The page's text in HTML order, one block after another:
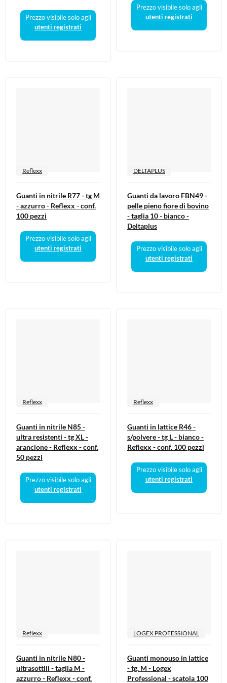
Prezzo visibile solo agli
utenti registrati
Prezzo visibile solo agli
utenti registrati
Reflexx
Guanti in nitrile R77 - tg M
- azzurro - Reflexx - conf.
100 pezzi
Prezzo visibile solo agli
utenti registrati
DELTAPLUS
Guanti da lavoro FBN49 -
pelle pieno fiore di bovino
- taglia 10 - bianco -
Deltaplus
Prezzo visibile solo agli
utenti registrati
Reflexx
Guanti in nitrile N85 -
ultra resistenti - tg XL -
arancione - Reflexx - conf.
50 pezzi
Prezzo visibile solo agli
utenti registrati
Reflexx
Guanti in lattice R46 -
s/polvere - tg L - bianco -
Reflexx - conf. 100 pezzi
Prezzo visibile solo agli
utenti registrati
Reflexx
Guanti in nitrile N80 -
ultrasottili - taglia M -
azzurro - Reflexx - conf.
LOGEX PROFESSIONAL
Guanti monouso in lattice
- tg. M - Logex
Professional - scatola 100